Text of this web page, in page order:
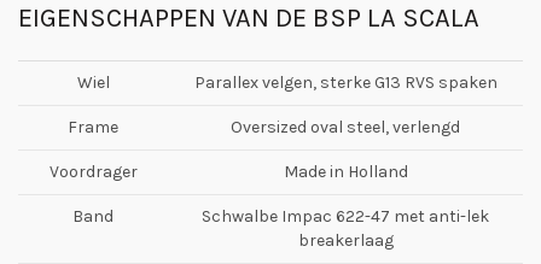
EIGENSCHAPPEN VAN DE BSP LA SCALA
Wiel Parallex velgen, sterke G13 RVS spaken
Frame Oversized oval steel, verlengd
Voordrager Made in Holland
Band
Schwalbe Impac 622-47 met anti-lek
breakerlaag